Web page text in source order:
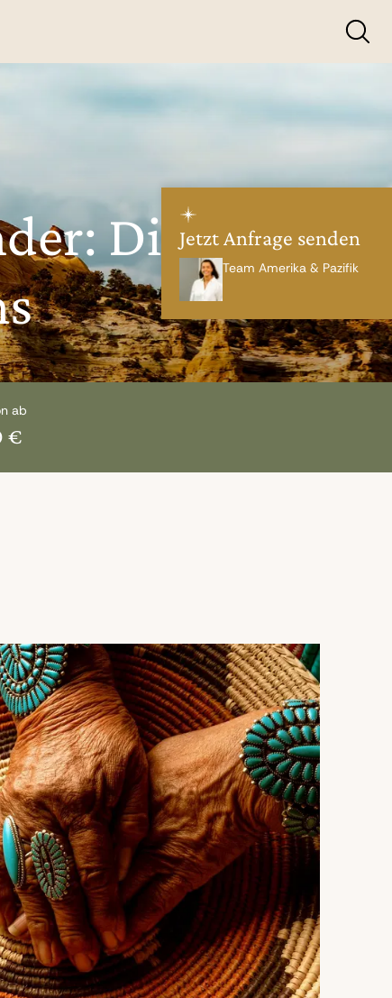
Jetzt Anfrage senden
Team Amerika & Pazifik
Die
ab
€